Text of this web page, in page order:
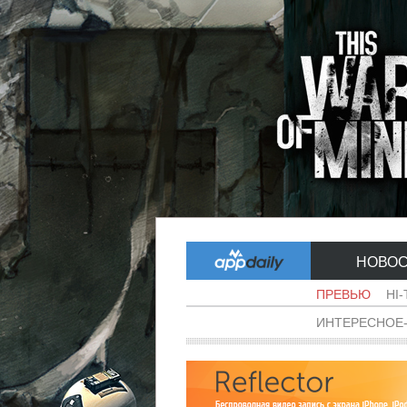
ПРЕВЬЮ HI-